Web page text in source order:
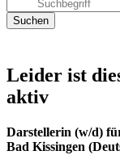
Leider ist
aktiv
Darstellerin (w/d)
Bad Kissingen